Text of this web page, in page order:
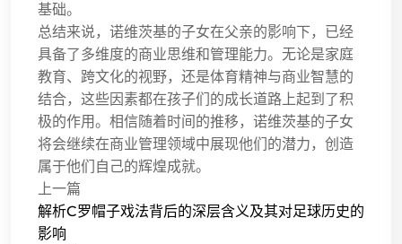
基础。
总结来说，诺维茨基的子女在父亲的影响下，已经
具备了多维度的商业思维和管理能力。无论是家庭
教育、跨文化的视野，还是体育精神与商业智慧的
结合，这些因素都在孩子们的成长道路上起到了积
极的作用。相信随着时间的推移，诺维茨基的子女
将会继续在商业管理领域中展现他们的潜力，创造
属于他们自己的辉煌成就。
上一篇
解析C罗帽子戏法背后的深层含义及其对足球历史的
影响